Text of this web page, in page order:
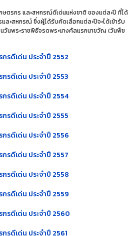
ษตรกร และสหกรณ์ดีเด่นแห่งชาติ ของแต่ละปี ที่ได้
ละสหกรณ์ ซึ่งผู้ได้รับคัดเลือกแต่ละปีจะได้เข้ารับ
นวันพระราชพิธีจรดพระนางคัลแรกนาขวัญ (วันพืช
รดีเด่น ประจำปี 2552
รดีเด่น ประจำปี 2553
รดีเด่น ประจำปี 2554
รดีเด่น ประจำปี 2555
รดีเด่น ประจำปี 2556
รดีเด่น ประจำปี 2557
รดีเด่น ประจำปี 2558
รดีเด่น ประจำปี 2559
รดีเด่น ประจำปี 2560
รดีเด่น ประจำปี 2561